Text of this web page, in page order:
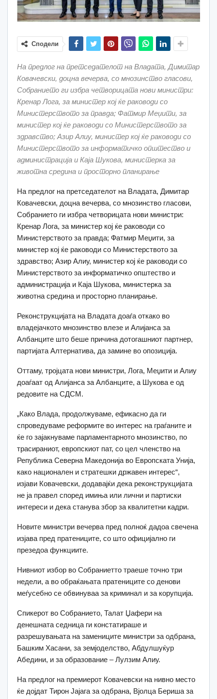
Сподели
На предлог на претседателот на Владата, Димитар
Ковачевски, доцна вечерва, со мнозинство гласови,
Собранието ги избра четворицата нови министри:
Кренар Лога, за министер кој ќе раководи со
Министерството за правда; Фатмир Меџити, за
министер кој ќе раководи со Министерството за
здравство; Азир Алиу, министер кој ќе раководи со
Министерството за информатичко општество и
администрација и Каја Шукова, министерка за
животна средина и просторно планирање
На предлог на претседателот на Владата, Димитар
Ковачевски, доцна вечерва, со мнозинство гласови,
Собранието ги избра четворицата нови министри:
Кренар Лога, за министер кој ќе раководи со
Министерството за правда; Фатмир Меџити, за
министер кој ќе раководи со Министерството за
здравство; Азир Алиу, министер кој ќе раководи со
Министерството за информатичко општество и
администрација и Каја Шукова, министерка за
животна средина и просторно планирање.
Реконструкцијата на Владата доаѓа откако во
владејачкото мнозинство влезе и Алијанса за
Албанците што беше причина дотогашниот партнер,
партијата Алтернатива, да замине во опозиција.
Оттаму, тројцата нови министри, Лога, Меџити и Алиу
доаѓаат од Алијанса за Албанците, а Шукова е од
редовите на СДСМ.
„Како Влада, продолжуваме, ефикасно да ги
спроведуваме реформите во интерес на граѓаните и
ќе го зајакнуваме парламентарното мнозинство, по
трасираниот, европскиот пат, со цел членство на
Република Северна Македонија во Европската Унија,
како национален и стратешки државен интерес“,
изјави Ковачевски, додавајќи дека реконструкцијата
не ја правел според имиња или лични и партиски
интереси и дека станува збор за квалитетни кадри.
Новите министри вечерва пред полноќ дадоа свечена
изјава пред пратениците, со што официјално ги
презедоа функциите.
Нивниот избор во Собраниетто траеше точно три
недели, а во обраќањата пратениците со денови
меѓусебно се обвинуваа за криминал и за корупција.
Спикерот во Собранието, Талат Џафери на
денешната седница ги констатираше и
разрешувањата на замениците министри за одбрана,
Башким Хасани, за земјоделство, Абдулшуќур
Абедини, и за образование – Лулзим Алиу.
На предлог на премиерот Ковачевски на нивно место
ќе дојдат Тирон Јајага за одбрана, Вјолца Бериша за